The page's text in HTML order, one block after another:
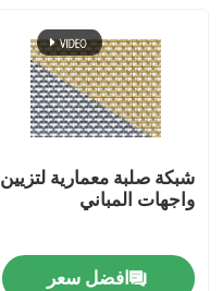
شبكة صلبة معمارية لتزيين
واجهات المباني
افضل سعر